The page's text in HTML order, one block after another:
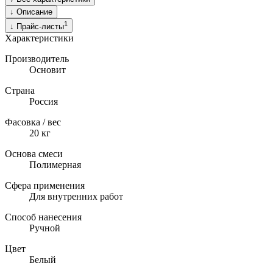
↓ Описание
↓ Прайс-листы1
Характеристики
Производитель
Основит
Страна
Россия
Фасовка / вес
20 кг
Основа смеси
Полимерная
Сфера применения
Для внутренних работ
Способ нанесения
Ручной
Цвет
Белый